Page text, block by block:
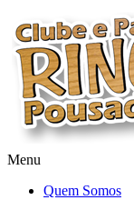
Menu
Quem Somos